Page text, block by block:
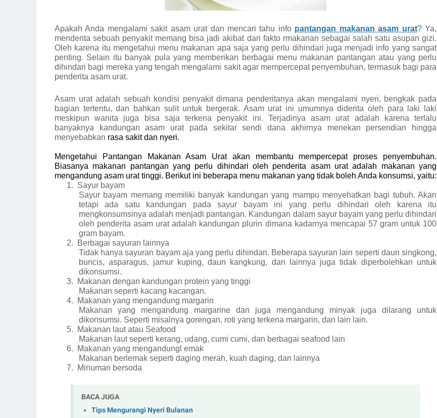
Apakah Anda mengalami sakit asam urat dan mencari tahu info pantangan makanan asam urat? Ya,
menderita sebuah penyakit memang bisa jadi akibat dari fakto rmakanan sebagai salah satu asupan gizi.
Oleh karena itu mengetahui menu makanan apa saja yang perlu dihindari juga menjadi info yang sangat
penting. Selain itu banyak pula yang memberikan berbagai menu makanan pantangan atau yang perlu
dihindari bagi mereka yang tengah mengalami sakit agar mempercepat penyembuhan, termasuk bagi para
penderita asam urat.
Asam urat adalah sebuah kondisi penyakit dimana penderitanya akan mengalami nyeri, bengkak pada
bagian tertentu, dan bahkan sulit untuk bergerak. Asam urat ini umumnya diderita oleh para laki laki
meskipun wanita juga bisa saja terkena penyakit ini. Terjadinya asam urat adalah karena terlalu
banyaknya kandungan asam urat pada sekitar sendi dana akhirnya menekan persendian hingga
menyebabkan rasa sakit dan nyeri.
Mengetahui Pantangan Makanan Asam Urat akan membantu mempercepat proses penyembuhan.
Biasanya makanan pantangan yang perlu dihindari oleh penderita asam urat adalah makanan yang
mengandung asam urat tinggi. Berikut ini beberapa menu makanan yang tidak boleh Anda konsumsi, yaitu:
1. Sayur bayam
Sayur bayam memang memiliki banyak kandungan yang mampu menyehatkan bagi tubuh. Akan
tetapi ada satu kandungan pada sayur bayam ini yang perlu dihindari oleh karena itu
mengkonsumsinya adalah menjadi pantangan. Kandungan dalam sayur bayam yang perlu dihindari
oleh penderita asam urat adalah kandungan plurin dimana kadarnya mencapai 57 gram untuk 100
gram bayam.
2.
Berbagai sayuran lainnya
Tidak hanya sayuran bayam aja yang perlu dihindari. Beberapa sayuran lain seperti daun singkong,
buncis, asparagus, jamur kuping, daun kangkung, dan lainnya juga tidak diperbolehkan untuk
dikonsumsi.
3.
Makanan dengan kandungan protein yang tinggi
Makanan seperti kacang kacangan.
4.
Makanan yang mengandung margarin
Makanan yang mengandung margarine dan juga mengandung minyak juga dilarang untuk
dikonsumsi. Seperti misalnya gorengan, roti yang terkena margarin, dan lain lain.
5.
Makanan laut atau Seafood
Makanan laut seperti kerang, udang, cumi cumi, dan berbagai seafood lain
6.
Makanan yang mengandungl emak
Makanan berlemak seperti daging merah, kuah daging, dan lainnya
7.
Minuman bersoda
BACA JUGA
Tips Mengurangi Nyeri Bulanan